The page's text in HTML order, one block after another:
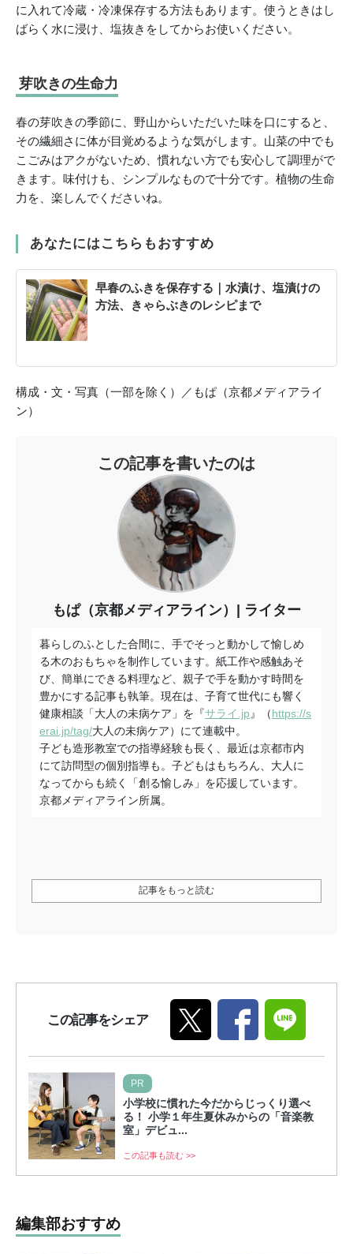
に入れて冷蔵・冷凍保存する方法もあります。使うときはし
ばらく水に浸け、塩抜きをしてからお使いください。
芽吹きの生命力
春の芽吹きの季節に、野山からいただいた味を口にすると、
その繊細さに体が目覚めるような気がします。山菜の中でも
こごみはアクがないため、慣れない方でも安心して調理がで
きます。味付けも、シンプルなもので十分です。植物の生命
力を、楽しんでくださいね。
あなたにはこちらもおすすめ
早春のふきを保存する｜水漬け、塩漬けの
方法、きゃらぶきのレシピまで
構成・文・写真（一部を除く）／もぱ（京都メディアライ
ン）
この記事を書いたのは
もぱ（京都メディアライン） ライター
暮らしのふとした合間に、手でそっと動かして愉しめ
る木のおもちゃを制作しています。紙工作や感触あそ
び、簡単にできる料理など、親子で手を動かす時間を
豊かにする記事も執筆。現在は、子育て世代にも響く
健康相談「大人の未病ケア」を『サライ.jp 』（https://s
erai.jp/tag/大人の未病ケア）にて連載中。
子ども造形教室での指導経験も長く、最近は京都市内
にて訪問型の個別指導も。子どもはもちろん、大人に
なってからも続く「創る愉しみ」を応援しています。
京都メディアライン所属。
記事をもっと読む
この記事をシェア
PR
小学校に慣れた今だからじっくり選べ
る！ 小学１年生夏休みからの「音楽教
室」デビュ...
この記事も読む >>
編集部おすすめ